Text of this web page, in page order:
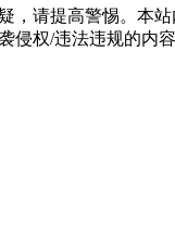
，请提高警惕。
权/违法违规的内